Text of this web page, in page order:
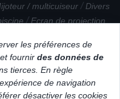
les préférences de
fournir des données de
tierces. En règle
de navigation
désactiver les cookies
/ multicuiseur / Divers
/ Ecran de projection
/ Drone /
/